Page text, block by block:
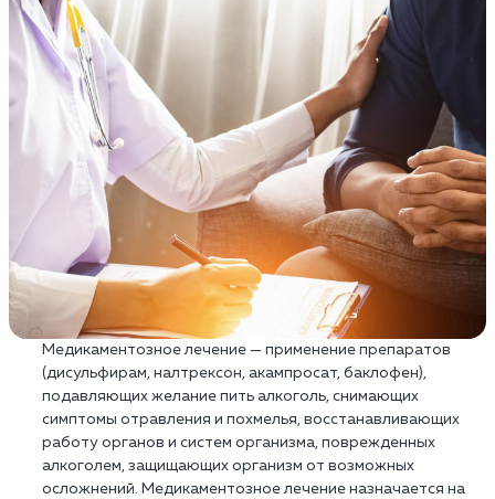
Медикаментозное лечение — применение препаратов
(дисульфирам, налтрексон, акампросат, баклофен),
подавляющих желание пить алкоголь, снимающих
симптомы отравления и похмелья, восстанавливающих
работу органов и систем организма, поврежденных
алкоголем, защищающих организм от возможных
осложнений. Медикаментозное лечение назначается на